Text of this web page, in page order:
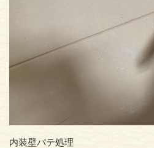
内装壁パテ処理